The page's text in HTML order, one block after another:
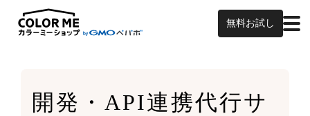
無料お試し
開発・API連携代行サ